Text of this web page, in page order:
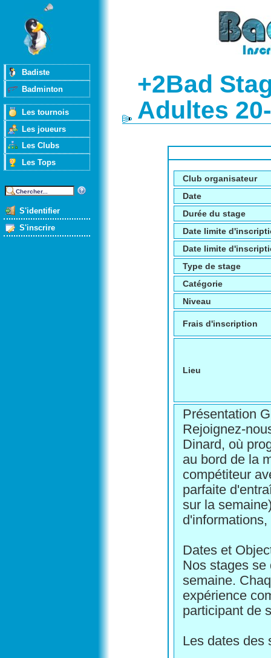
Badiste
Badminton
Les tournois
Les joueurs
Les Clubs
Les Tops
S'identifier
S'inscrire
+2Bad
Adultes
Club organisateur
Date
Durée du stage
Date limite
Date limite
Type de stage
Catégorie
Niveau
Frais d'inscription
Lieu
Présentation
Rejoignez-
Dinard, où
au bord de la
compétiteur
parfaite
sur la
Dates et
Nos stages se
semaine.
expérience
participant de
Les dates des